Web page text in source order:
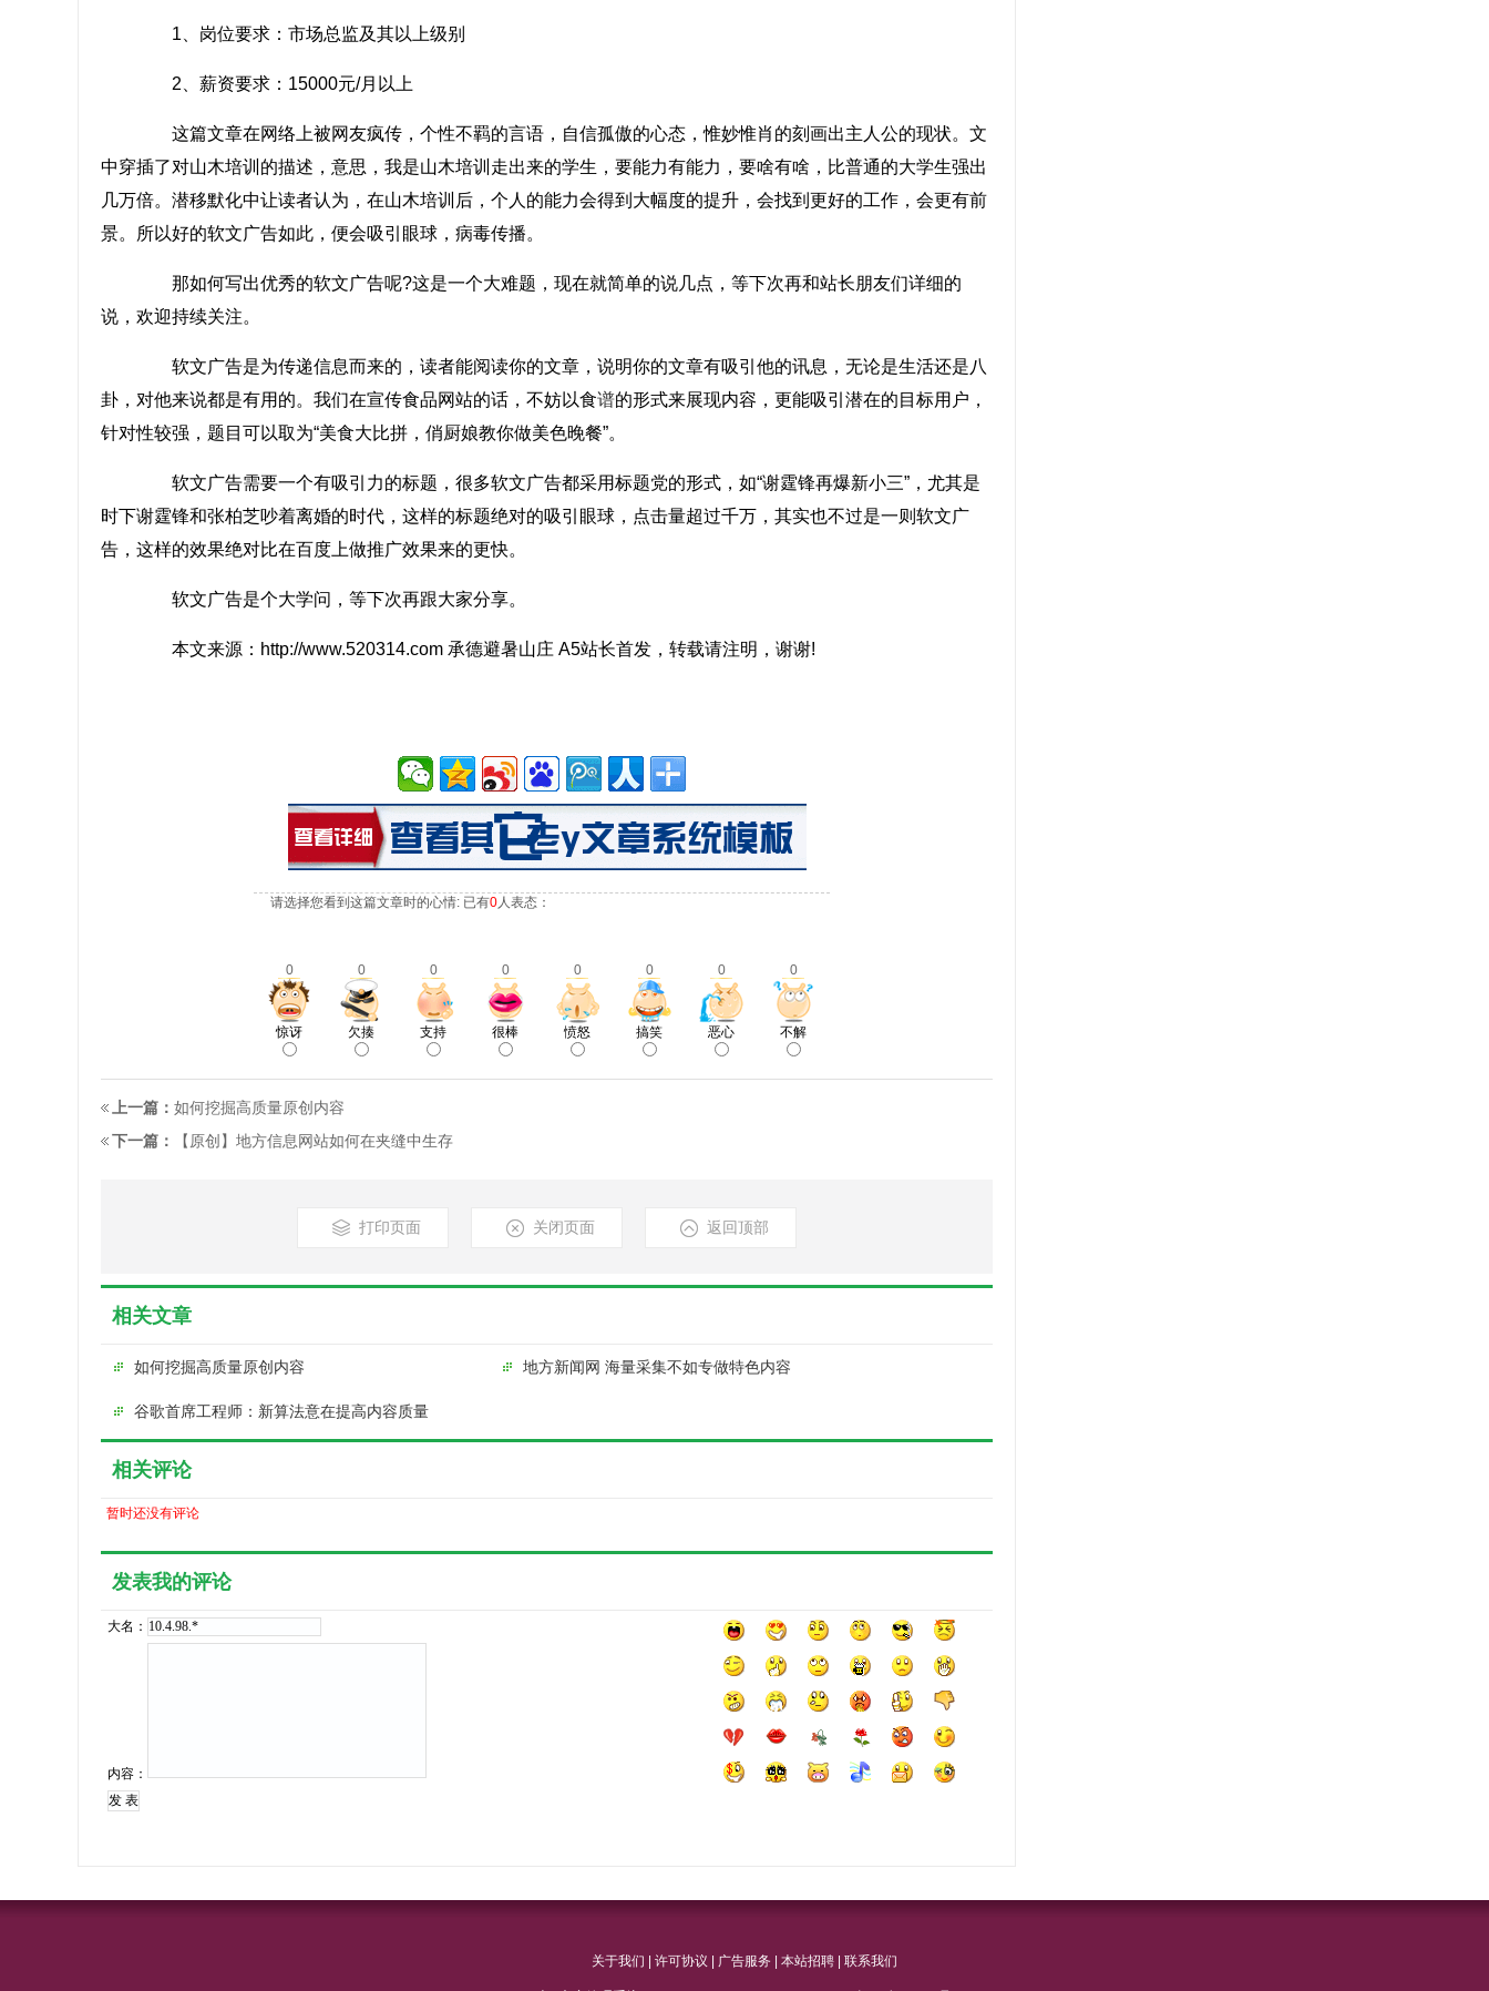
1、岗位要求：市场总监及其以上级别
2、薪资要求：15000元/月以上
这篇文章在网络上被网友疯传，个性不羁的言语，自信孤傲的心态，惟妙惟肖的刻画出主人公的现状。文
中穿插了对山木培训的描述，意思，我是山木培训走出来的学生，要能力有能力，要啥有啥，比普通的大学生强出
几万倍。潜移默化中让读者认为，在山木培训后，个人的能力会得到大幅度的提升，会找到更好的工作，会更有前
景。所以好的软文广告如此，便会吸引眼球，病毒传播。
那如何写出优秀的软文广告呢?这是一个大难题，现在就简单的说几点，等下次再和站长朋友们详细的
说，欢迎持续关注。
软文广告是为传递信息而来的，读者能阅读你的文章，说明你的文章有吸引他的讯息，无论是生活还是八
卦，对他来说都是有用的。我们在宣传食品网站的话，不妨以食谱的形式来展现内容，更能吸引潜在的目标用户，
针对性较强，题目可以取为“美食大比拼，俏厨娘教你做美色晚餐”。
软文广告需要一个有吸引力的标题，很多软文广告都采用标题党的形式，如“谢霆锋再爆新小三”，尤其是
时下谢霆锋和张柏芝吵着离婚的时代，这样的标题绝对的吸引眼球，点击量超过千万，其实也不过是一则软文广
告，这样的效果绝对比在百度上做推广效果来的更快。
软文广告是个大学问，等下次再跟大家分享。
本文来源：http://www.520314.com 承德避暑山庄 A5站长首发，转载请注明，谢谢!
请选择您看到这篇文章时的心情: 已有0人表态：
0 0 0 0 0 0 0 0
惊讶 欠揍 支持 很棒 愤怒 搞笑 恶心 不解
上一篇： 如何挖掘高质量原创内容
下一篇：
【原创】地方信息网站如何在夹缝中生存
打印页面 关闭页面 返回顶部
相关文章
如何挖掘高质量原创内容 地方新闻网 海量采集不如专做特色内容
谷歌首席工程师：新算法意在提高内容质量
相关评论
暂时还没有评论
发表我的评论
大名：
内容：
关于我们 许可协议 广告服务 本站招聘 联系我们